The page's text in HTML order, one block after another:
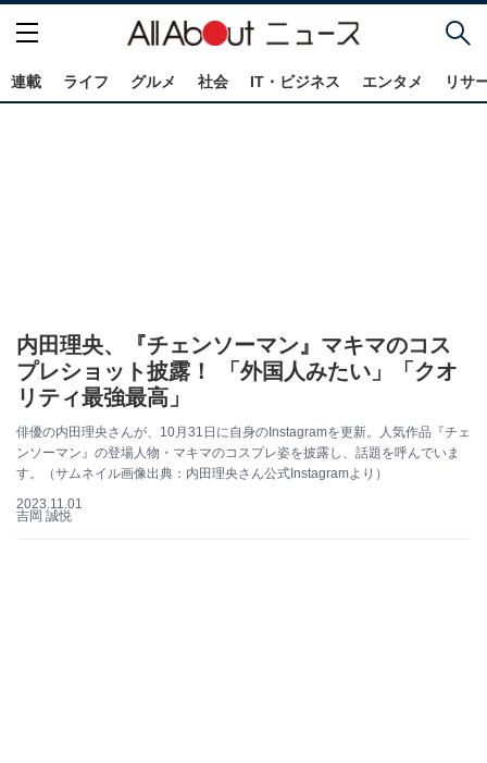
連載 ライフ グルメ 社会 IT・ビジネス エンタメ リサ
内田理央、『チェンソーマン』マキマのコス
プレショット披露！ 「外国人みたい」「クオ
リティ最強最高」
俳優の内田理央さんが、10月31日に自身のInstagramを更新。人気作品『チェ
ンソーマン』の登場人物・マキマのコスプレ姿を披露し、話題を呼んでいま
す。（サムネイル画像出典：内田理央さん公式Instagramより）
2023.11.01
吉岡 誠悦